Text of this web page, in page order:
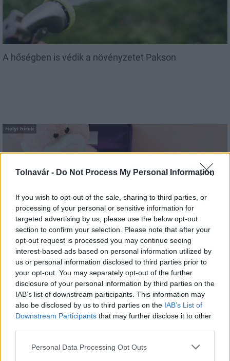
Tolnavár - Do Not Process My Personal Information
If you wish to opt-out of the sale, sharing to third parties, or
processing of your personal or sensitive information for
targeted advertising by us, please use the below opt-out
section to confirm your selection. Please note that after your
opt-out request is processed you may continue seeing
interest-based ads based on personal information utilized by
us or personal information disclosed to third parties prior to
your opt-out. You may separately opt-out of the further
disclosure of your personal information by third parties on the
IAB’s list of downstream participants. This information may
also be disclosed by us to third parties on the IAB’s List of
Downstream Participants that may further disclose it to other
Please note that this website/app uses one or more Google
Personal Data Processing Opt Outs
A hőségben is védik a növényzetet Pakson
Helyi hírek
Idén is PajTáska, egy táskányi segítség a paksi
iskolakezdéshez
MAGYAR ÉPÍTŐK
Útépítés